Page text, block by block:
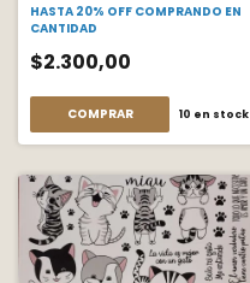
HASTA 20% OFF COMPRANDO EN
CANTIDAD
$2.300,00
COMPRAR 10 en stock